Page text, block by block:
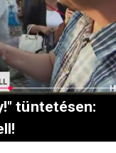
tüntetésen: